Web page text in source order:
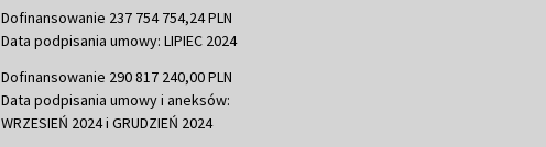
Dofinansowanie 237 754 754,24 PLN
Data podpisania umowy: LIPIEC 2024
Dofinansowanie 290 817 240,00 PLN
Data podpisania umowy i aneksów:
WRZESIEŃ 2024 i GRUDZIEŃ 2024